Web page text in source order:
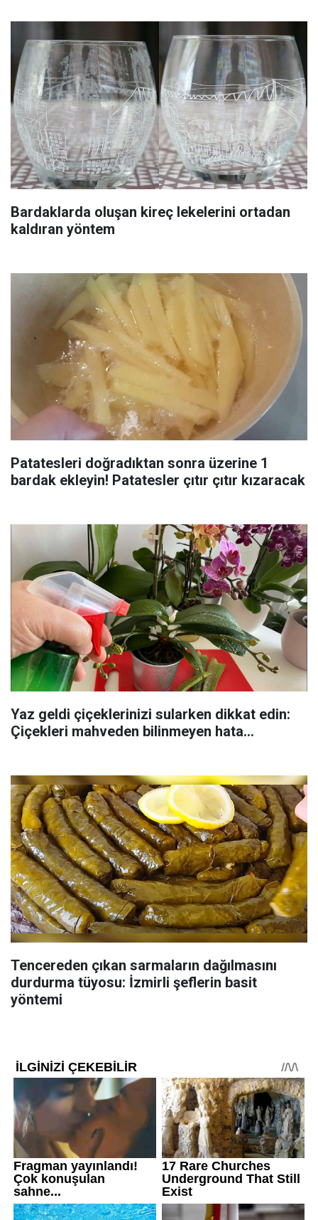
Bardaklarda oluşan kireç lekelerini ortadan
kaldıran yöntem
Patatesleri doğradıktan sonra üzerine 1
bardak ekleyin! Patatesler çıtır çıtır kızaracak
Yaz geldi çiçeklerinizi sularken dikkat edin:
Çiçekleri mahveden bilinmeyen hata...
Tencereden çıkan sarmaların dağılmasını
durdurma tüyosu: İzmirli şeflerin basit
yöntemi